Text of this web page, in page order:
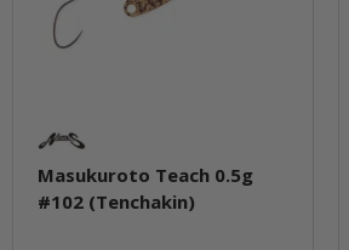
Masukuroto Teach 0.5g
#102 (Tenchakin)